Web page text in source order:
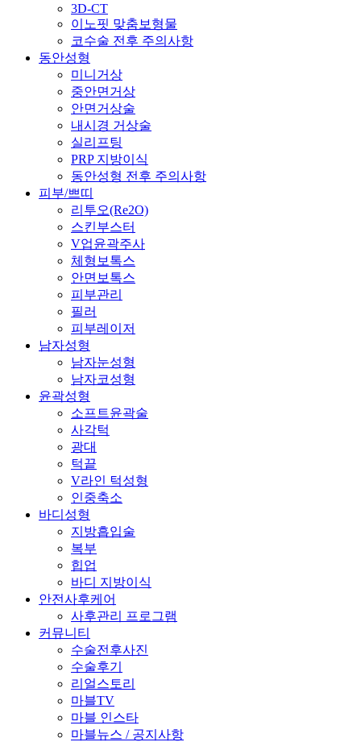
3D-CT
이노핏 맞춤보형물
코수술 전후 주의사항
동안성형
미니거상
중안면거상
안면거상술
내시경 거상술
실리프팅
PRP 지방이식
동안성형 전후 주의사항
피부/쁘띠
리투오(Re2O)
스킨부스터
V업윤곽주사
체형보톡스
안면보톡스
피부관리
필러
피부레이저
남자성형
남자눈성형
남자코성형
윤곽성형
소프트윤곽술
사각턱
광대
턱끝
V라인 턱성형
인중축소
바디성형
지방흡입술
복부
힙업
바디 지방이식
안전사후케어
사후관리 프로그램
커뮤니티
수술전후사진
수술후기
리얼스토리
마블TV
마블 인스타
마블뉴스 / 공지사항